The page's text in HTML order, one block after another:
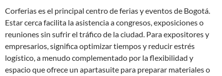
Corferias es el principal centro de ferias y eventos de Bogotá.
Estar cerca facilita la asistencia a congresos, exposiciones o
reuniones sin sufrir el tráfico de la ciudad. Para expositores y
empresarios, significa optimizar tiempos y reducir estrés
logístico, a menudo complementado por la flexibilidad y
espacio que ofrece un apartasuite para preparar materiales o